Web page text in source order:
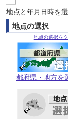
地点と年月日時を
地点の選択
地点の選択を
都府県・地方を